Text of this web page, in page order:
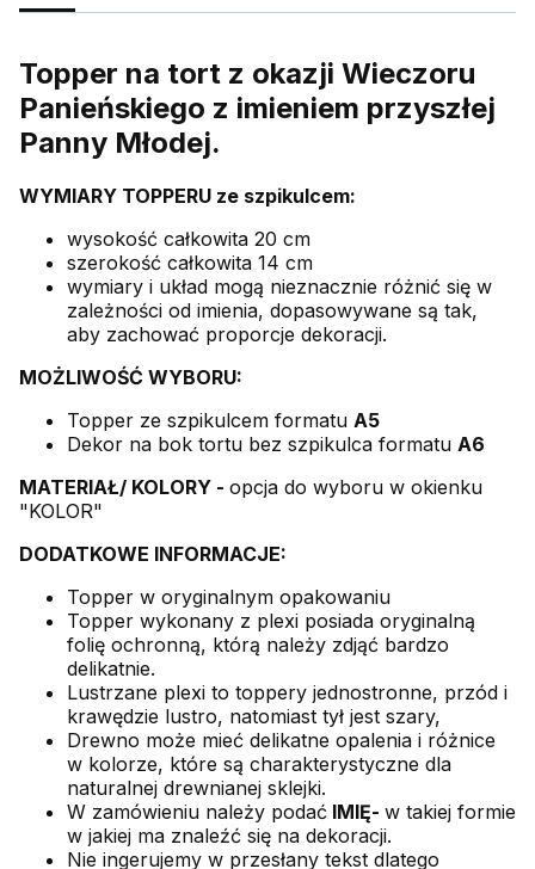
Topper na tort z okazji Wieczoru
Panieńskiego z imieniem przyszłej
Panny Młodej.
WYMIARY TOPPERU ze szpikulcem:
wysokość całkowita 20 cm
szerokość całkowita 14 cm
wymiary i układ mogą nieznacznie różnić się w
zależności od imienia, dopasowywane są tak,
aby zachować proporcje dekoracji.
MOŻLIWOŚĆ WYBORU:
Topper ze szpikulcem formatu A5
Dekor na bok tortu bez szpikulca formatu A6
MATERIAŁ/ KOLORY - opcja do wyboru w okienku
"KOLOR"
DODATKOWE INFORMACJE:
Topper w oryginalnym opakowaniu
Topper wykonany z plexi posiada oryginalną
folię ochronną, którą należy zdjąć bardzo
delikatnie.
Lustrzane plexi to toppery jednostronne, przód i
krawędzie lustro, natomiast tył jest szary,
Drewno może mieć delikatne opalenia i różnice
w kolorze, które są charakterystyczne dla
naturalnej drewnianej sklejki.
W zamówieniu należy podać IMIĘ- w takiej formie
w jakiej ma znaleźć się na dekoracji.
Nie ingerujemy w przesłany tekst dlatego